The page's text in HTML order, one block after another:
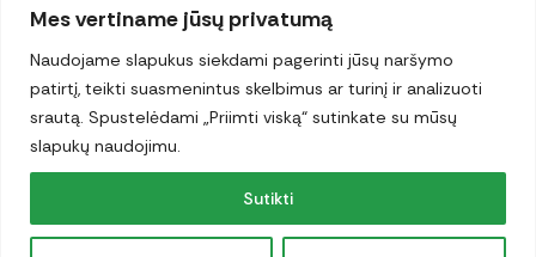
Mes vertiname jūsų privatumą
Naudojame slapukus siekdami pagerinti jūsų naršymo
patirtį, teikti suasmenintus skelbimus ar turinį ir analizuoti
srautą. Spustelėdami „Priimti viską“ sutinkate su mūsų
slapukų naudojimu.
Sutikti
© 2026 UAB „Antalgija". Visos teisės saugomos.
·
Slapukai